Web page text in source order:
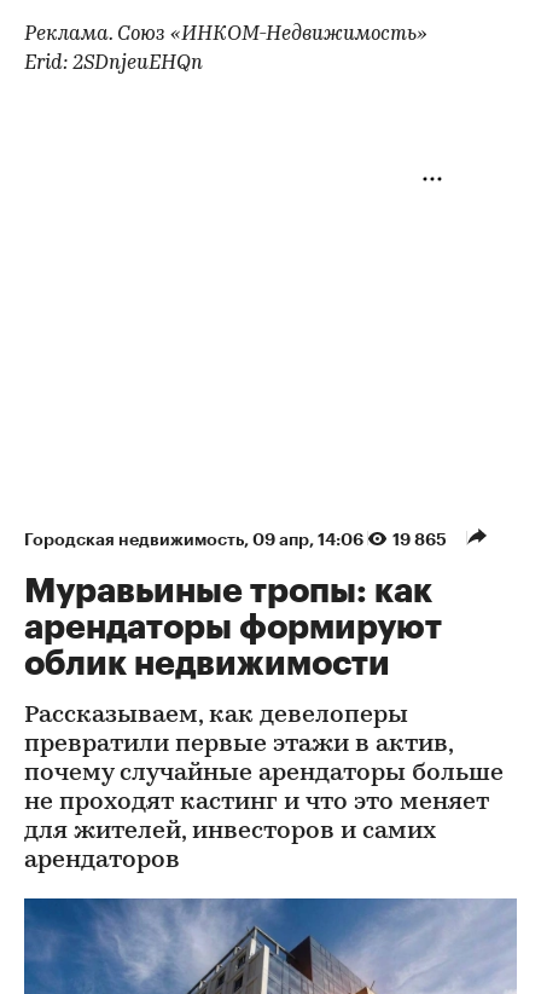
Реклама. Союз «ИНКОМ-Недвижимость»
Erid: 2SDnjeuEHQn
Городская недвижимость 09 апр, 14:06 19 865
Муравьиные тропы: как
арендаторы формируют
облик недвижимости
Рассказываем, как девелоперы
превратили первые этажи в актив,
почему случайные арендаторы больше
не проходят кастинг и что это меняет
для жителей, инвесторов и самих
арендаторов